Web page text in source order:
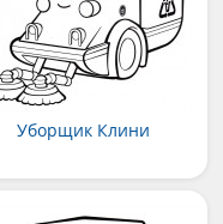
Уборщик Клини